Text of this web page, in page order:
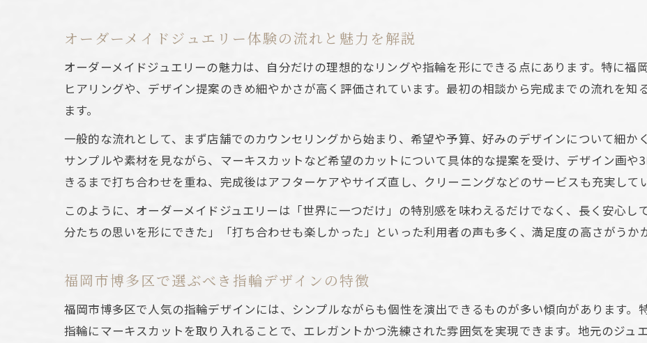
結婚指輪で差がつくデザイン選びのヒント
指輪選びで重視すべきデザイン性と機能性
結婚指輪に特別感を出すデザイン選びの工夫
博多区で叶える世界に一つの指輪作り体験
マーキスカットが映えるオーダーメイドの魅力
理想の結婚指輪に必要な打ち合わせの流れ
オーダーメイドジュエリーで残す思い出の作り方
博多区で人気の思い出に残る指輪デザイン
オーダーメイドジュエリー体験の流れと魅力を解説
オーダーメイドジュエリーの魅力は、自分だけの理想的なリングや指輪を形にできる点にあります。特に福
ヒアリングや、デザイン提案のきめ細やかさが高く評価されています。最初の相談から完成までの流れを知
ます。
一般的な流れとして、まず店舗でのカウンセリングから始まり、希望や予算、好みのデザインについて細か
サンプルや素材を見ながら、マーキスカットなど希望のカットについて具体的な提案を受け、デザイン画や
きるまで打ち合わせを重ね、完成後はアフターケアやサイズ直し、クリーニングなどのサービスも充実してい
このように、オーダーメイドジュエリーは「世界に一つだけ」の特別感を味わえるだけでなく、長く安心し
分たちの思いを形にできた」「打ち合わせも楽しかった」といった利用者の声も多く、満足度の高さがうかが
福岡市博多区で選ぶべき指輪デザインの特徴
福岡市博多区で人気の指輪デザインには、シンプルながらも個性を演出できるものが多い傾向があります。
指輪にマーキスカットを取り入れることで、エレガントかつ洗練された雰囲気を実現できます。地元のジュ